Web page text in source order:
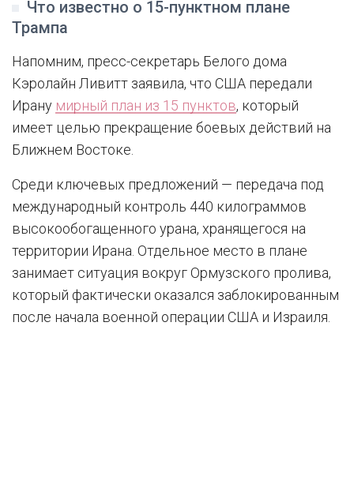
Что известно о 15-пунктном плане
Трампа
Напомним, пресс-секретарь Белого дома
Кэролайн Ливитт заявила, что США передали
Ирану мирный план из 15 пунктов, который
имеет целью прекращение боевых действий на
Ближнем Востоке.
Среди ключевых предложений — передача под
международный контроль 440 килограммов
высокообогащенного урана, хранящегося на
территории Ирана. Отдельное место в плане
занимает ситуация вокруг Ормузского пролива,
который фактически оказался заблокированным
после начала военной операции США и Израиля.